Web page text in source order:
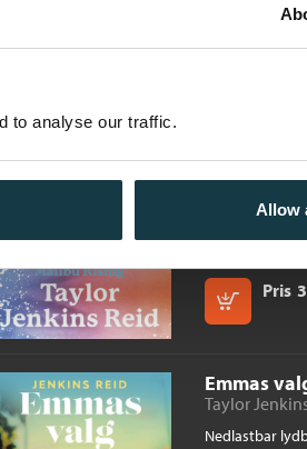
to analyse our traffic.
Allow
Malibu
Taylor
Nedlastbar
Pris
Kjøp
Emmas
Taylor
Nedlastbar